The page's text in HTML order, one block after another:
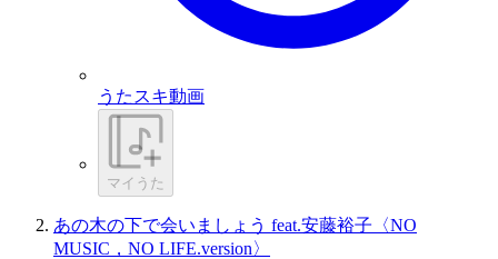
うたスキ動画
マイうた
あの木の下で会いましょう feat.安藤裕子〈NO
MUSIC，NO LIFE.version〉